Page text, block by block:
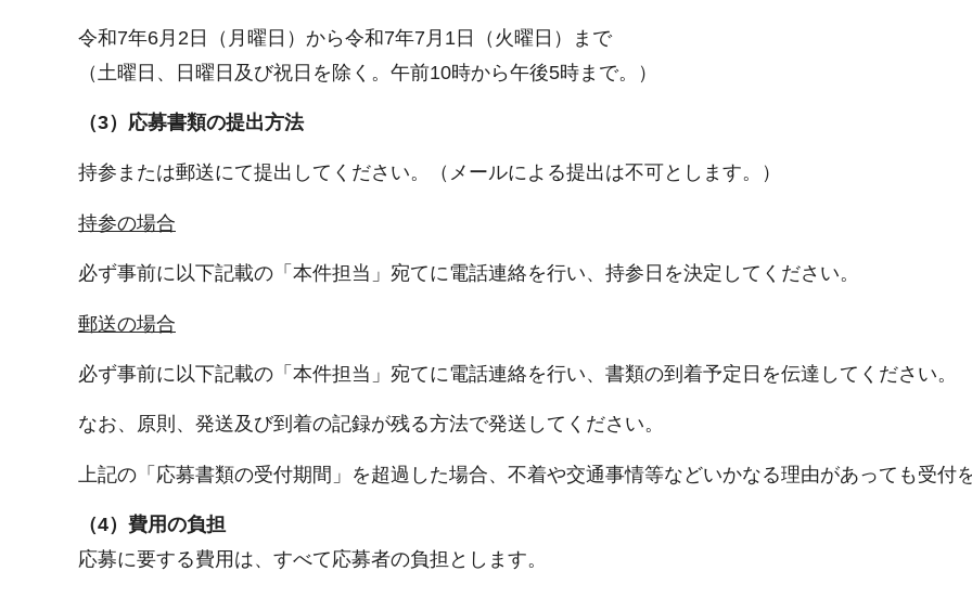
令和7年6月2日（月曜日）から令和7年7月1日（火曜日）まで
（土曜日、日曜日及び祝日を除く。午前10時から午後5時まで。）
（3）応募書類の提出方法
持参または郵送にて提出してください。（メールによる提出は不可とします。）
持参の場合
必ず事前に以下記載の「本件担当」宛てに電話連絡を行い、持参日を決定してください。
郵送の場合
必ず事前に以下記載の「本件担当」宛てに電話連絡を行い、書類の到着予定日を伝達してください。
なお、原則、発送及び到着の記録が残る方法で発送してください。
上記の「応募書類の受付期間」を超過した場合、不着や交通事情等などいかなる理由があっても受付
（4）費用の負担
応募に要する費用は、すべて応募者の負担とします。